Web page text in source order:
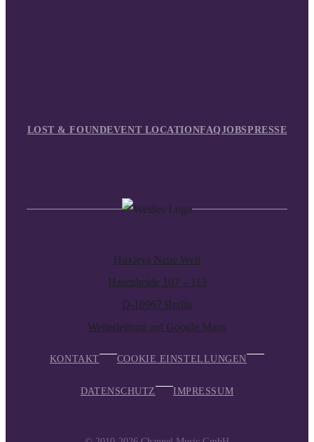
LOST & FOUNDEVENT LOCATIONFAQJOBSPRESSE
Huxleys Neue Welt
Hasenheide 107 – 113
D-10967 Berlin
Weiterleitung auf Google Maps
KONTAKT COOKIE EINSTELLUNGEN
DATENSCHUTZ IMPRESSUM